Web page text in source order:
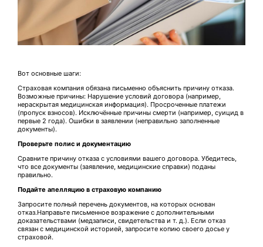
Вот основные шаги:
Страховая компания обязана письменно объяснить причину отказа.
Возможные причины: Нарушение условий договора (например,
нераскрытая медицинская информация). Просроченные платежи
(пропуск взносов). Исключённые причины смерти (например, суицид в
первые 2 года). Ошибки в заявлении (неправильно заполненные
документы).
Проверьте полис и документацию
Сравните причину отказа с условиями вашего договора. Убедитесь,
что все документы (заявление, медицинские справки) поданы
правильно.
Подайте апелляцию в страховую компанию
Запросите полный перечень документов, на которых основан
отказ.Направьте письменное возражение с дополнительными
доказательствами (медзаписи, свидетельства и т. д.). Если отказ
связан с медицинской историей, запросите копию своего досье у
страховой.